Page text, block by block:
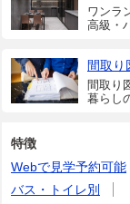
ワンラ
高級・
間取り
間取り
暮らし
特徴
Webで見学予約可能
バス・トイレ別